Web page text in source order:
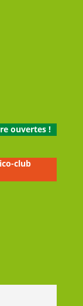
ouvertes !
club